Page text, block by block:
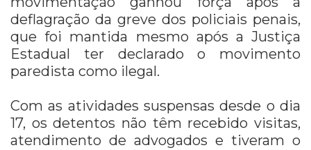
deflagração da greve dos policiais penais,
que foi mantida mesmo após a Justiça
Estadual ter declarado o movimento
paredista como ilegal.
Com as atividades suspensas desde o dia
17, os detentos não têm recebido visitas,
atendimento de advogados e tiveram o